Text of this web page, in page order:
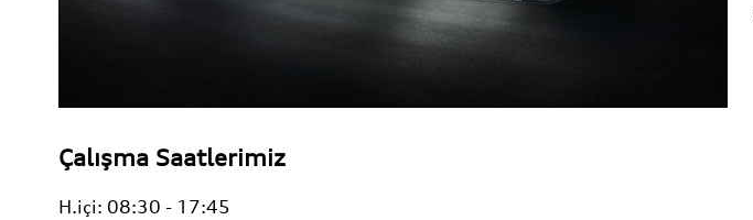
Çalışma Saatlerimiz
H.içi: 08:30 - 17:45